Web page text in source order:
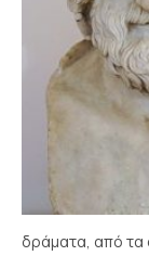
δράματα, από τα